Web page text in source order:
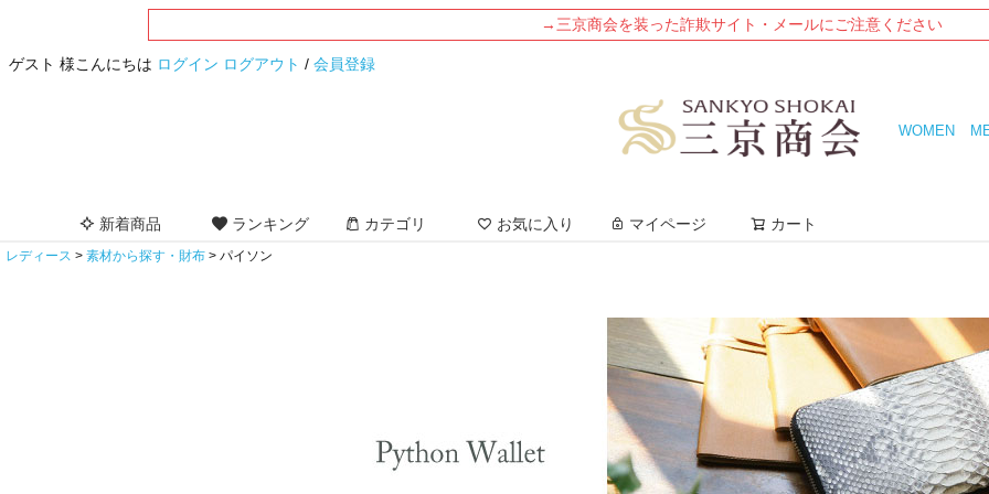
→三京商会を装った詐欺サイト・メールにご注意ください
ゲスト 様こんにちは ログイン ログアウト / 会員登録
WOMEN
新着商品 ランキング カテゴリ お気に入り マイページ カート
レディース 素材から探す・財布 パイソン